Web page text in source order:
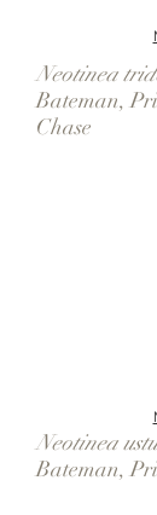
Neotinea
Bateman,
Chase
Neotinea
Bateman,